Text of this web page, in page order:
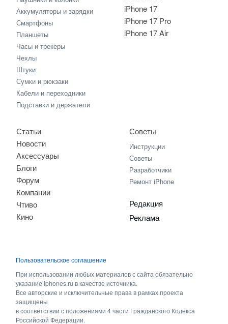
iPhone 17
iPhone 17 Pro
iPhone 17 Air
Аккумуляторы и зарядки
Смартфоны
Планшеты
Часы и трекеры
Чехлы
Штуки
Сумки и рюкзаки
Кабели и переходники
Подставки и держатели
Статьи
Новости
Аксессуары
Блоги
Форум
Компании
Чтиво
Кино
Советы
Инструкции
Советы
Разработчики
Ремонт iPhone
Редакция
Реклама
Пользовательское соглашение
При использовании любых материалов с сайта обязательно
указание iphones.ru в качестве источника.
Все авторские и исключительные права в рамках проекта
защищены
в соответствии с положениями 4 части Гражданского Кодекса
Российской Федерации.